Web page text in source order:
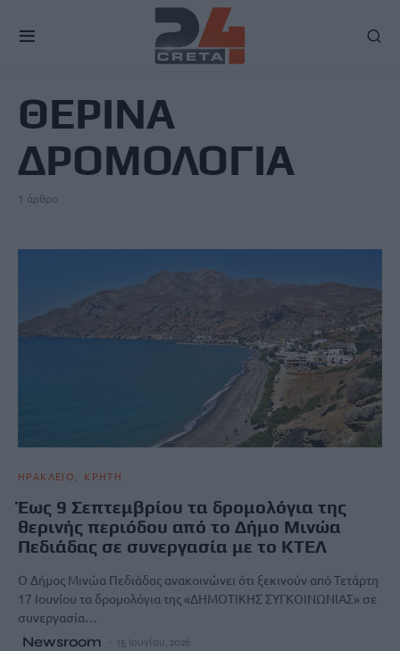
ΘΕΡΙΝΑ
ΔΡΟΜΟΛΟΓΙΑ
1 άρθρο
ΗΡΑΚΛΕΙΟ ΚΡΗΤΗ
Έως 9 Σεπτεμβρίου τα δρομολόγια της
θερινής περιόδου από το Δήμο Μινώα
Πεδιάδας σε συνεργασία με το ΚΤΕΛ
Ο Δήμος Μινώα Πεδιάδας ανακοινώνει ότι ξεκινούν από Τετάρτη
17 Ιουνίου τα δρομολόγια της «ΔΗΜΟΤΙΚΗΣ ΣΥΓΚΟΙΝΩΝΙΑΣ» σε
συνεργασία…
Newsroom 15 Ιουνίου, 2026